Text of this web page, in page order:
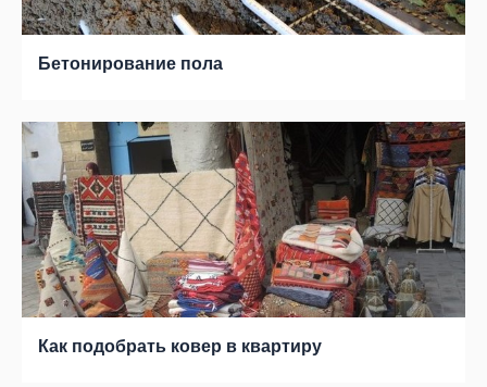
Бетонирование пола
Как подобрать ковер в квартиру